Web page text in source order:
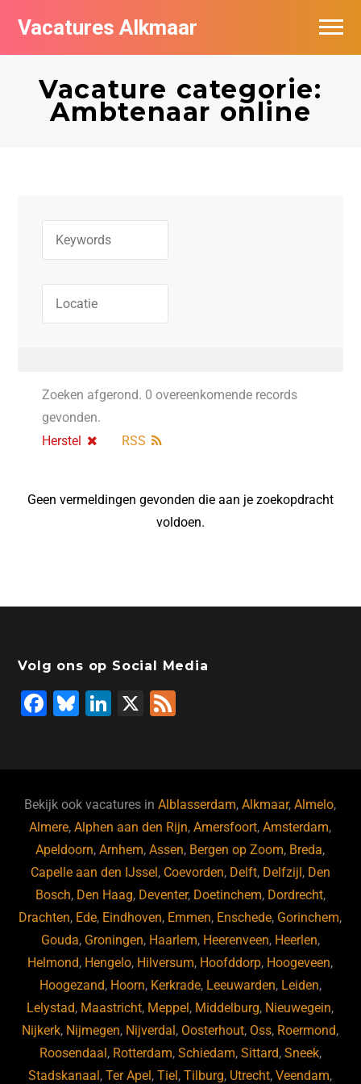
Vacatures Alkmaar
Vacature categorie:
Ambtenaar online
Zoeken afgerond. 0 overeenkomende records
gevonden.
Herstel
RSS
Geen vermeldingen gevonden die aan je zoekopdracht
voldoen.
Volg ons op Social Media
F
b
o
o
k
Bl
ky
Li
dI
n
X
Bekijk ook vacatures inAlblasserdam,Alkmaar,Almelo,
Almere,Alphen aan den Rijn,Amersfoort,Amsterdam,
Apeldoorn,Arnhem,Assen, Bergen op Zoom, Breda,
Capelle aan den IJssel , Coevorden, Delft, Delfzijl , Den
Bosch, Den Haag, Deventer, Doetinchem, Dordrecht,
Drachten, Ede, Eindhoven, Emmen, Enschede, Gorinchem,
Gouda, Groningen, Haarlem, Heerenveen, Heerlen,
Helmond, Hengelo, Hilversum, Hoofddorp, Hoogeveen,
Hoogezand, Hoorn, Kerkrade, Leeuwarden, Leiden,
Lelystad, Maastricht, Meppel , Middelburg, Nieuwegein,
Nijkerk, Nijmegen, Nijverdal , Oosterhout, Oss, Roermond,
Roosendaal , Rotterdam, Schiedam, Sittard, Sneek,
Stadskanaal ,Ter Apel ,Tiel ,Tilburg, Utrecht,Veendam,
Vacatures per bedrijf
Nieuwsbrief feed